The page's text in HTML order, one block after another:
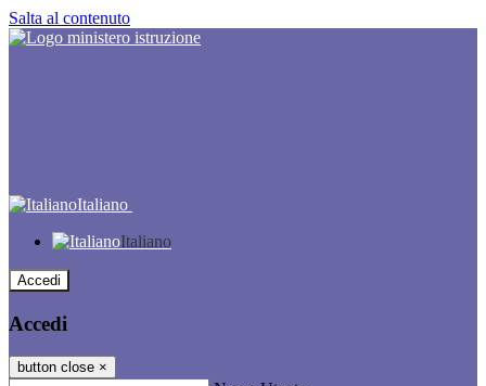
Salta al contenuto
Italiano
Italiano
Accedi
Accedi
button close ×